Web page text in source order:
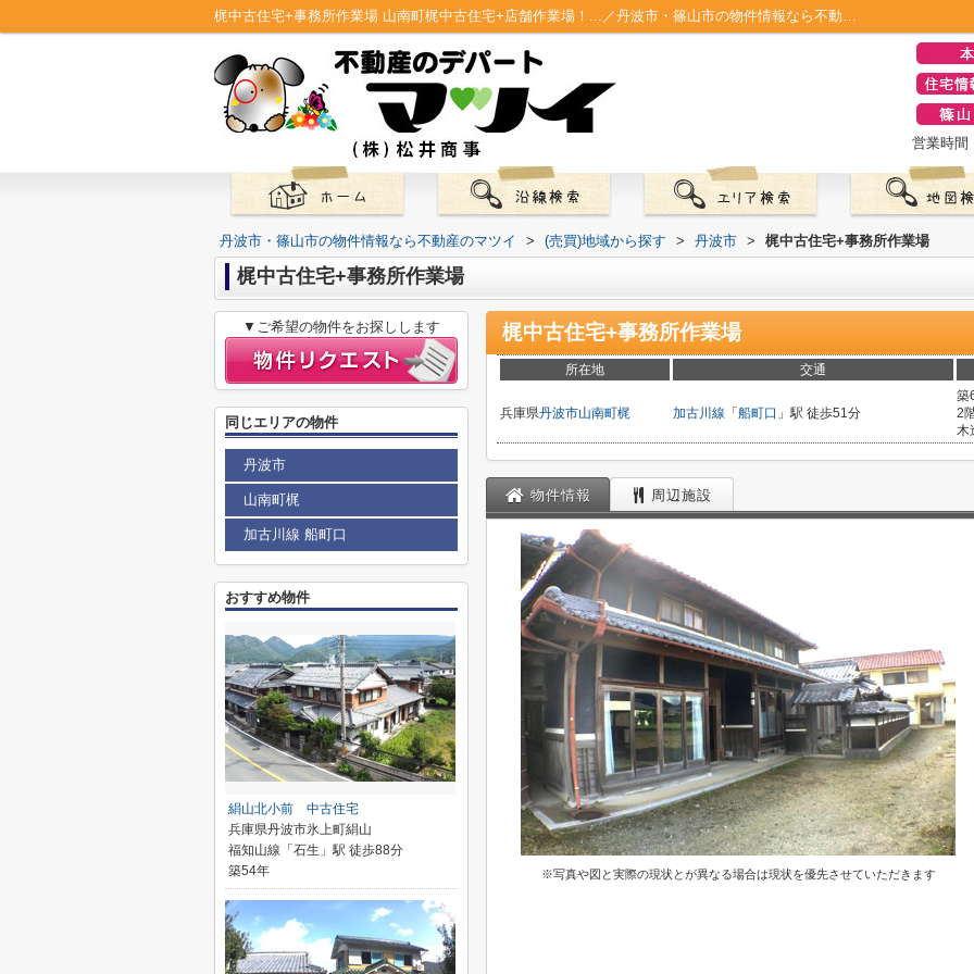
梶中古住宅+事務所作業場 山南町梶中古住宅+店舗作業場！...／丹波市・篠山市の物件情報なら不動産のマツイ
営業時間
丹波市・篠山市の物件情報なら不動産のマツイ > (売買)地域から探す > 丹波市 > 梶中古住宅+事務所作業場
梶中古住宅+事務所作業場
梶中古住宅+事務所作業場
所在地 交通
兵庫県丹波市山南町梶 加古川線 「 船町口 」駅 徒歩51分
築
2
木
物件情報 周辺施設
※写真や図と実際の現状とが異なる場合は現状を優先させていただきます
▼ご希望の物件をお探しします
同じエリアの物件
丹波市
山南町梶
加古川線 船町口
おすすめ物件
絹山北小前 中古住宅
兵庫県丹波市氷上町絹山
福知山線「石生」駅 徒歩88分
築54年